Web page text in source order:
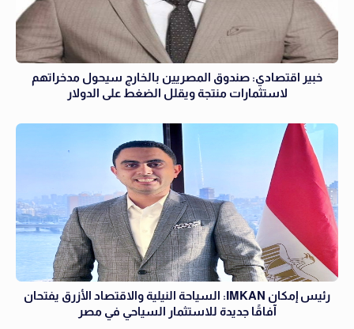
خبير اقتصادي: صندوق المصريين بالخارج سيحول مدخراتهم
لاستثمارات منتجة ويقلل الضغط على الدولار
رئيس إمكان IMKAN: السياحة النيلية والاقتصاد الأزرق يفتحان
آفاقًا جديدة للاستثمار السياحي في مصر